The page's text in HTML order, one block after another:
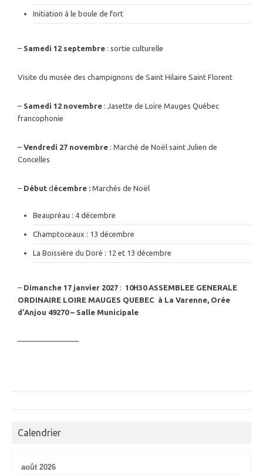
Initiation à le boule de fort
– Samedi 12 septembre : sortie culturelle
Visite du musée des champignons de Saint Hilaire Saint Florent
– Samedi 12 novembre : Jasette de Loire Mauges Québec
francophonie
– Vendredi 27 novembre : Marché de Noël saint Julien de
Concelles
– Début d écembre : Marchés de Noël
Beaupréau : 4 décembre
Champtoceaux : 13 décembre
La Boissière du Doré : 12 et 13 décembre
– Dimanche 17 janvier 2027 : 10H30 ASSEMBLEE GENERALE
ORDINAIRE LOIRE MAUGES QUEBEC à La Varenne, Orée
d’Anjou 49270 – Salle Municipale
————————
Calendrier
août 2026